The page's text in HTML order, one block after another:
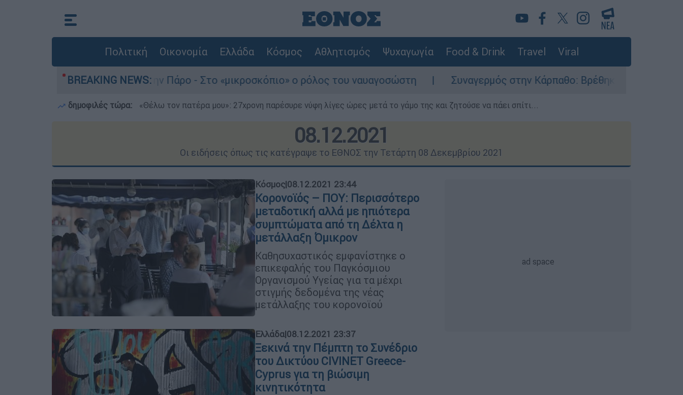
Πολιτική Οικονομία Ελλάδα Κόσμος Αθλητισμός Ψυχαγωγία Food & Drink Travel Viral
BREAKING NEWS:
4χρονου στην Πάρο - Στο «μικροσκόπιο» ο ρόλος του ναυαγοσώστη Συναγερμός στην Κάρπαθο: Βρέθηκαν παλιά πυρομαχικά στο
δημοφιλές τώρα: «Θέλω τον πατέρα μου»: 27χρονη παρέσυρε νύφη λίγες ώρες μετά το γάμο της και ζητούσε να πάει σπίτι...
08.12.2021
Οι ειδήσεις όπως τις κατέγραψε το ΕΘΝΟΣ την Τετάρτη 08 Δεκεμβρίου 2021
Κόσμος|08.12.2021 23:44
Κορονοϊός – ΠΟΥ: Περισσότερο
μεταδοτική αλλά με ηπιότερα
συμπτώματα από τη Δέλτα η
μετάλλαξη Όμικρον
Καθησυχαστικός εμφανίστηκε ο
επικεφαλής του Παγκόσμιου
Οργανισμού Υγείας για τα μέχρι
στιγμής δεδομένα της νέας
μετάλλαξης του κορονοϊού
Ελλάδα|08.12.2021 23:37
Ξεκινά την Πέμπτη το Συνέδριο
του Δικτύου CIVINET Greece-
Cyprus για τη βιώσιμη
κινητικότητα